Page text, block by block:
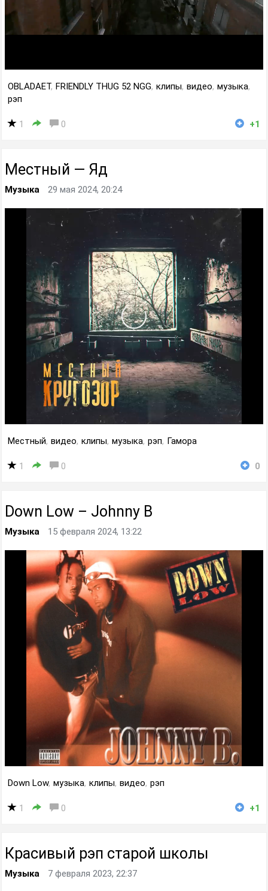
OBLADAET, FRIENDLY THUG 52 NGG, клипы, видео, музыка,
рэп
1 0 +1
Местный — Яд
Музыка 29 мая 2024, 20:24
Местный, видео, клипы, музыка, рэп, Гамора
1 0 0
Down Low ‎– Johnny B
Музыка 15 февраля 2024, 13:22
Down Low, музыка, клипы, видео, рэп
1 0 +1
Красивый рэп старой школы
Музыка 7 февраля 2023, 22:37